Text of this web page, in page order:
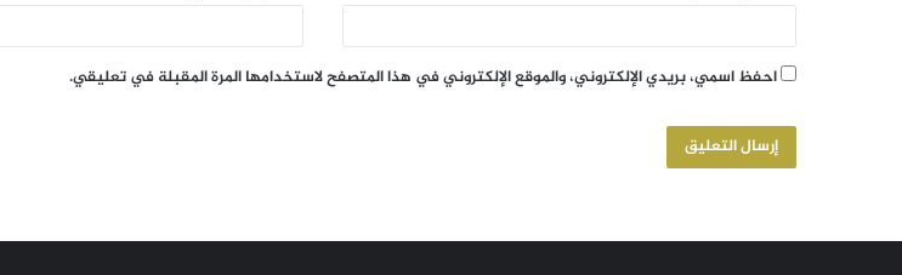
احفظ اسمي، بريدي الإلكتروني، والموقع الإلكتروني في هذا المتصفح لاستخدامها المرة المقبلة في تعليقي.